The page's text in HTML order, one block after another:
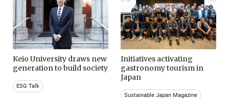
Keio University draws new
generation to build society
ESG Talk
Initiatives activating
gastronomy tourism in
Japan
Sustainable Japan Magazine